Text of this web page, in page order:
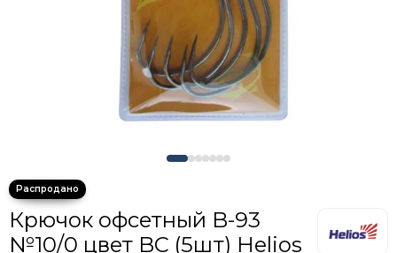
Крючки тройники с каплей
Крючок офсетный B-93
№10/0 цвет BC (5шт) Helios